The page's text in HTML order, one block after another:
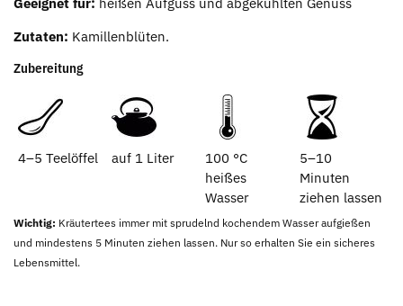
Geeignet für: heißen Aufguss und abgekühlten Genuss
Zutaten: Kamillenblüten.
Zubereitung
4–5 Teelöffel auf 1 Liter
100 °C
heißes
Wasser
5–10
Minuten
ziehen lassen
Wichtig: Kräutertees immer mit sprudelnd kochendem Wasser aufgießen
und mindestens 5 Minuten ziehen lassen. Nur so erhalten Sie ein sicheres
Lebensmittel.